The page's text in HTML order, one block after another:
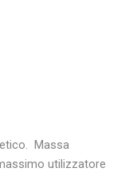
Massa
utilizzatore